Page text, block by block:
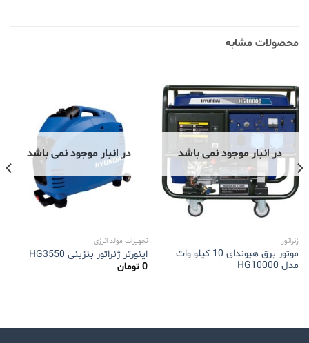
محصولات مشابه
در انبار موجود نمی باشد
ژنراتور
موتور برق هیوندای 10 کیلو وات
مدل HG10000
در انبار موجود نمی باشد
تجهیزات مولد انرژی
اینورتر ژنراتور بنزینی HG3550
0 تومان